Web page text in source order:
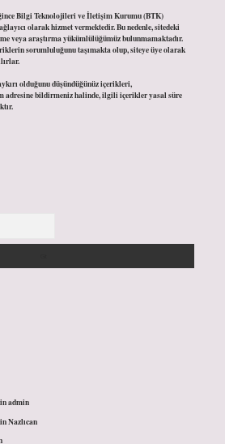
Bilgi Teknolojileri ve İletişim Kurumu (BTK)
olarak hizmet vermektedir. Bu nedenle, sitedeki
veya araştırma yükümlülüğümüz bulunmamaktadır.
sorumluluğunu taşımakta olup, siteye üye olarak
olduğunu düşündüğünüz içerikleri,
adresine bildirmeniz halinde, ilgili içerikler yasal süre
admin
Nazlıcan